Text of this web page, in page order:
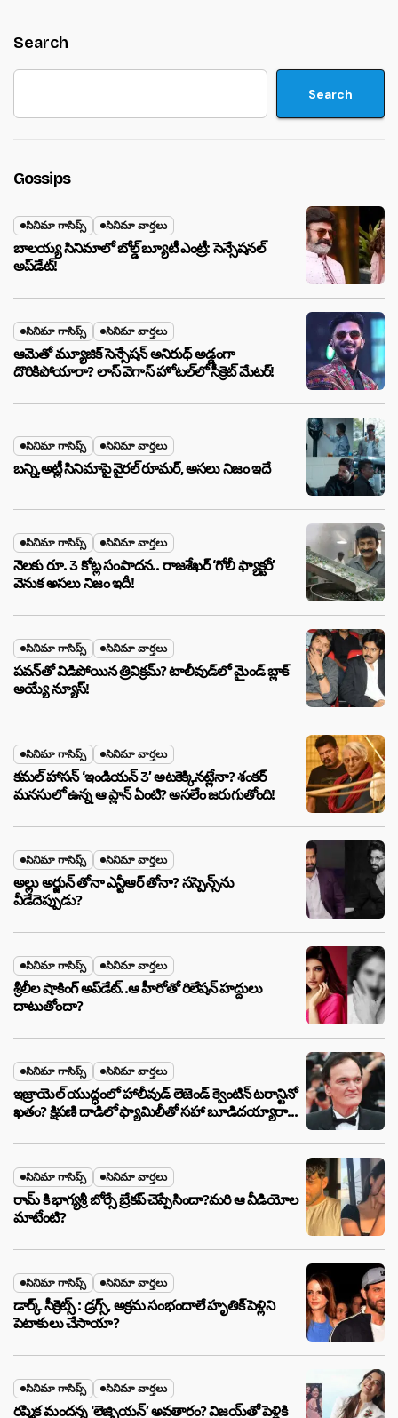
Search
Search
Gossips
సినిమా గాసిప్స్ సినిమా వార్తలు
బాలయ్య సినిమాలో బోల్డ్ బ్యూటీ ఎంట్రీ: సెన్సేషనల్
అప్‌డేట్!
సినిమా గాసిప్స్ సినిమా వార్తలు
ఆమెతో మ్యూజిక్ సెన్సేషన్ అనిరుధ్ అడ్డంగా
దొరికిపోయారా? లాస్ వెగాస్ హోటల్‌లో సీక్రెట్ మేటర్!
సినిమా గాసిప్స్ సినిమా వార్తలు
బన్ని,అట్లీ సినిమాపై వైరల్ రూమర్, అసలు నిజం ఇదే
సినిమా గాసిప్స్ సినిమా వార్తలు
నెలకు రూ. 3 కోట్ల సంపాదన.. రాజశేఖర్ ‘గోలీ ఫ్యాక్టరీ’
వెనుక అసలు నిజం ఇదీ!
సినిమా గాసిప్స్ సినిమా వార్తలు
పవన్‌తో విడిపోయిన త్రివిక్రమ్? టాలీవుడ్‌లో మైండ్ బ్లాక్
అయ్యే న్యూస్!
సినిమా గాసిప్స్ సినిమా వార్తలు
కమల్ హాసన్ ‘ఇండియన్ 3’ అటకెక్కినట్లేనా? శంకర్
మనసులో ఉన్న ఆ ప్లాన్ ఏంటి? అసలేం జరుగుతోంది!
సినిమా గాసిప్స్ సినిమా వార్తలు
అల్లు అర్జున్ తోనా ఎన్టీఆర్ తోనా? సస్పెన్స్‌ను
వీడేదెప్పుడు?
సినిమా గాసిప్స్ సినిమా వార్తలు
శ్రీలీల షాకింగ్ అప్‌డేట్..ఆ హీరోతో రిలేషన్ హద్దులు
దాటుతోందా?
సినిమా గాసిప్స్ సినిమా వార్తలు
ఇజ్రాయెల్ యుద్ధంలో హాలీవుడ్ లెజెండ్ క్వెంటిన్ టరాన్టినో
ఖతం? క్షిపణి దాడిలో ఫ్యామిలీతో సహా బూడిదయ్యారా?
సినిమా గాసిప్స్ సినిమా వార్తలు
రామ్ కి భాగ్యశ్రీ బోర్సే బ్రేకప్ చెప్పేసిందా?మరి ఆ వీడియోల
మాటేంటి?
సినిమా గాసిప్స్ సినిమా వార్తలు
డార్క్ సీక్రెట్స్ : డ్రగ్స్, అక్రమ సంభందాలే హృతిక్ పెళ్లిని
పెటాకులు చేసాయా?
సినిమా గాసిప్స్ సినిమా వార్తలు
రష్మిక మందన్న ‘లెజ్బియన్’ అవతారం? విజయ్‌తో పెళ్లికి